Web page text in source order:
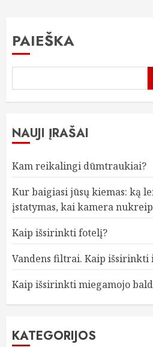
PAIEŠKA
NAUJI ĮRAŠAI
Kam reikalingi dūmtraukiai?
Kur baigiasi jūsų kiemas: ką
įstatymas, kai kamera
Kaip išsirinkti fotelį?
Vandens filtrai. Kaip išsirinkti
Kaip išsirinkti miegamojo
KATEGORIJOS